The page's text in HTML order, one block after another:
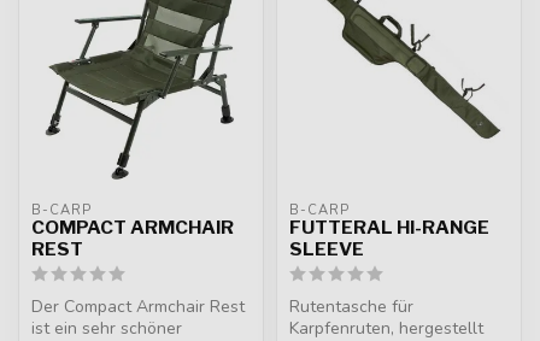
B-CARP
COMPACT ARMCHAIR
REST
Der Compact Armchair Rest
ist ein sehr schöner
B-CARP
FUTTERAL HI-RANGE
SLEEVE
Rutentasche für
Karpfenruten, hergestellt